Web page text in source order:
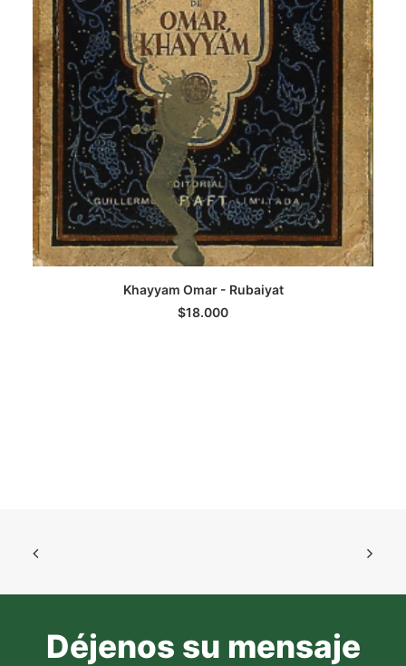
AGREGAR AL CARRITO
Khayyam Omar - Rubaiyat
$18.000
Déjenos su mensaje